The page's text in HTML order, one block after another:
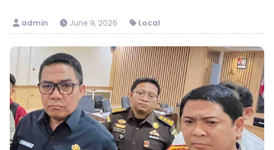
admin June 9, 2026 Local